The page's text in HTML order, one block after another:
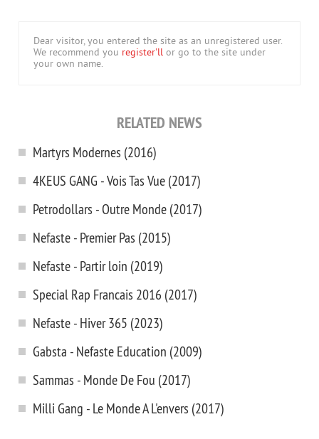
Dear visitor, you entered the site as an unregistered user.
We recommend you register'll or go to the site under
your own name.
RELATED NEWS
Martyrs Modernes (2016)
4KEUS GANG - Vois Tas Vue (2017)
Petrodollars - Outre Monde (2017)
Nefaste - Premier Pas (2015)
Nefaste - Partir loin (2019)
Special Rap Francais 2016 (2017)
Nefaste - Hiver 365 (2023)
Gabsta - Nefaste Education (2009)
Sammas - Monde De Fou (2017)
Milli Gang - Le Monde A L'envers (2017)